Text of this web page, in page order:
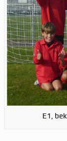
E1,